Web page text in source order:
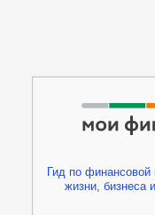
Гид по финансовой
жизни, бизнеса